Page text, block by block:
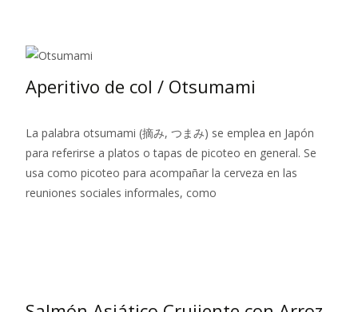
Aperitivo de col / Otsumami
La palabra otsumami (摘み, つまみ) se emplea en Japón
para referirse a platos o tapas de picoteo en general. Se
usa como picoteo para acompañar la cerveza en las
reuniones sociales informales, como